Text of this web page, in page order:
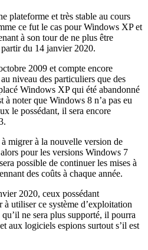
plateforme et très stable au cours
ce fut le cas pour Windows XP et
à son tour de ne plus être
du 14 janvier 2020.
2009 et compte encore
niveau des particuliers que des
Windows XP qui été abandonné
à noter que Windows 8 n’a pas eu
le possédant, il sera encore
migrer à la nouvelle version de
pour les versions Windows 7
possible de continuer les mises à
des coûts à chaque année.
2020, ceux possédant
utiliser ce système d’exploitation
ne sera plus supporté, il pourra
aux logiciels espions surtout s’il est